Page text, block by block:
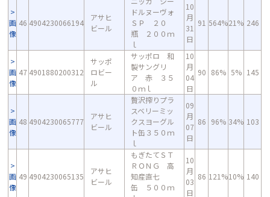
画
像
46 4904230066194
アサヒ
ビール
ドルヌーヴォ
ＳＰ ２０
瓶 ２００ｍ
ｌ
10
月
31
日
91 564%21% 246
画
像
47 4901880200312
サッポ
ロビー
ル
サッポロ 和
製サングリ
ア 赤 ３５
０ｍｌ
10
月
04
日
90 86% 5% 145
画
像
48 4904230065777
アサヒ
ビール
贅沢搾りプラ
スベリーミッ
クスヨーグル
ト缶３５０ｍ
ｌ
09
月
07
日
86 96% 34% 103
画
像
49 4904230065135
アサヒ
ビール
もぎたてＳＴ
ＲＯＮＧ 高
知産直七
缶 ５００ｍ
10
月
03
日
86 121%10% 140